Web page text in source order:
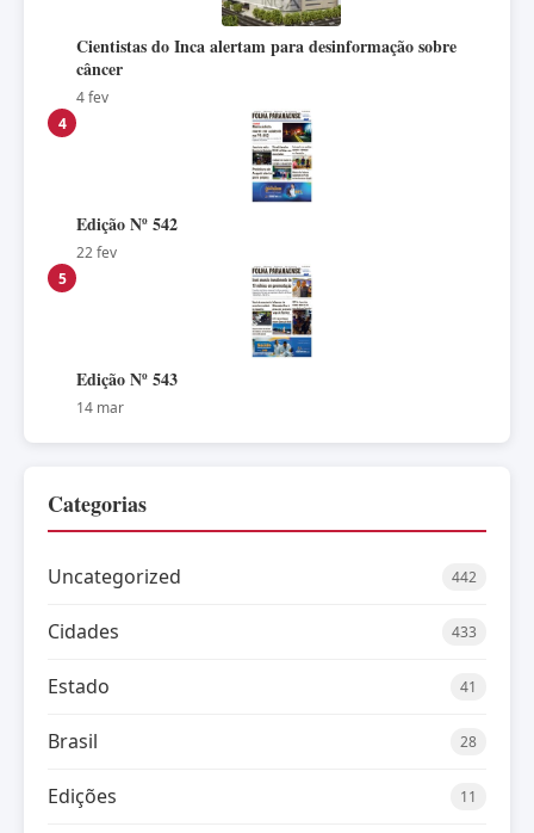
Cientistas do Inca alertam para desinformação sobre
câncer
4 fev
4
Edição Nº 542
22 fev
5
Edição Nº 543
14 mar
Categorias
Uncategorized 442
Cidades 433
Estado 41
Brasil 28
Edições 11